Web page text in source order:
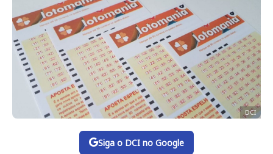
DCI
Siga o DCI no Google